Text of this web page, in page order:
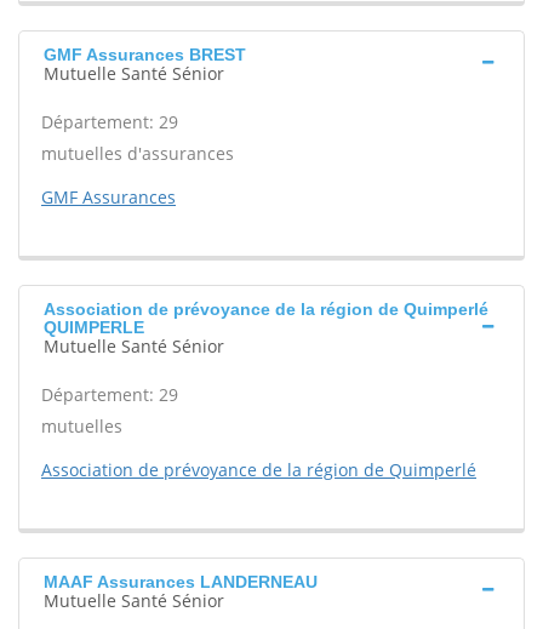
GMF Assurances BREST
Mutuelle Santé Sénior
Département: 29
mutuelles d'assurances
GMF Assurances
Association de prévoyance de la région de Quimperlé
QUIMPERLE
Mutuelle Santé Sénior
Département: 29
mutuelles
Association de prévoyance de la région de Quimperlé
MAAF Assurances LANDERNEAU
Mutuelle Santé Sénior